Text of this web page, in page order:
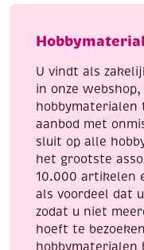
ml,
aantal
U vindt als
in onze
hobbymaterialen
aanbod met
sluit op alle
het grootste
10.000 artikelen
als voordeel dat
zodat u niet
hoeft te
hobbymaterialen